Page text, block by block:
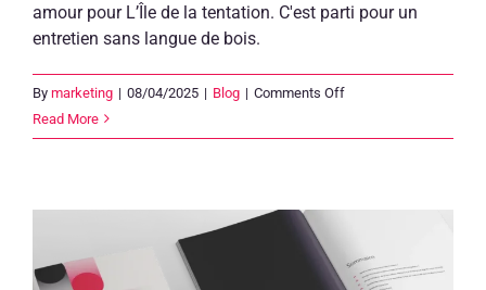
amour pour L’Île de la tentation. C'est parti pour un
entretien sans langue de bois.
By marketing | 08/04/2025 | Blog | Comments Offon
sommes
notre
Read More